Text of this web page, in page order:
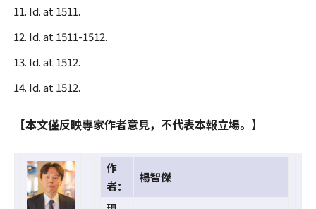
Id. at 1511.
Id. at 1511-1512.
Id. at 1512.
Id. at 1512.
【本文僅反映專家作者意見，不代表本報立場。】
作
者：
楊智傑